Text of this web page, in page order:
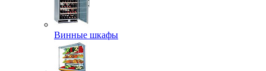
Винные шкафы